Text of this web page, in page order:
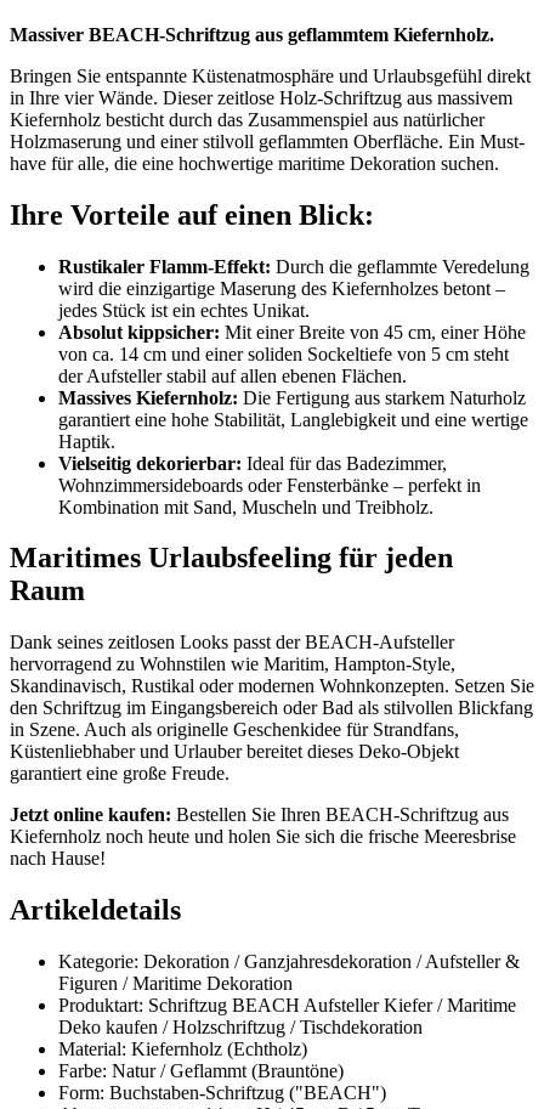
Massiver BEACH-Schriftzug aus geflammtem Kiefernholz.
Bringen Sie entspannte Küstenatmosphäre und Urlaubsgefühl direkt
in Ihre vier Wände. Dieser zeitlose Holz-Schriftzug aus massivem
Kiefernholz besticht durch das Zusammenspiel aus natürlicher
Holzmaserung und einer stilvoll geflammten Oberfläche. Ein Must-
have für alle, die eine hochwertige maritime Dekoration suchen.
Ihre Vorteile auf einen Blick:
Rustikaler Flamm-Effekt: Durch die geflammte Veredelung
wird die einzigartige Maserung des Kiefernholzes betont –
jedes Stück ist ein echtes Unikat.
Absolut kippsicher: Mit einer Breite von 45 cm, einer Höhe
von ca. 14 cm und einer soliden Sockeltiefe von 5 cm steht
der Aufsteller stabil auf allen ebenen Flächen.
Massives Kiefernholz: Die Fertigung aus starkem Naturholz
garantiert eine hohe Stabilität, Langlebigkeit und eine wertige
Haptik.
Vielseitig dekorierbar: Ideal für das Badezimmer,
Wohnzimmersideboards oder Fensterbänke – perfekt in
Kombination mit Sand, Muscheln und Treibholz.
Maritimes Urlaubsfeeling für jeden
Raum
Dank seines zeitlosen Looks passt der BEACH-Aufsteller
hervorragend zu Wohnstilen wie Maritim, Hampton-Style,
Skandinavisch, Rustikal oder modernen Wohnkonzepten. Setzen Sie
den Schriftzug im Eingangsbereich oder Bad als stilvollen Blickfang
in Szene. Auch als originelle Geschenkidee für Strandfans,
Küstenliebhaber und Urlauber bereitet dieses Deko-Objekt
garantiert eine große Freude.
Jetzt online kaufen: Bestellen Sie Ihren BEACH-Schriftzug aus
Kiefernholz noch heute und holen Sie sich die frische Meeresbrise
nach Hause!
Artikeldetails
Kategorie: Dekoration / Ganzjahresdekoration / Aufsteller &
Figuren / Maritime Dekoration
Produktart: Schriftzug BEACH Aufsteller Kiefer / Maritime
Deko kaufen / Holzschriftzug / Tischdekoration
Material: Kiefernholz (Echtholz)
Farbe: Natur / Geflammt (Brauntöne)
Form: Buchstaben-Schriftzug ("BEACH")